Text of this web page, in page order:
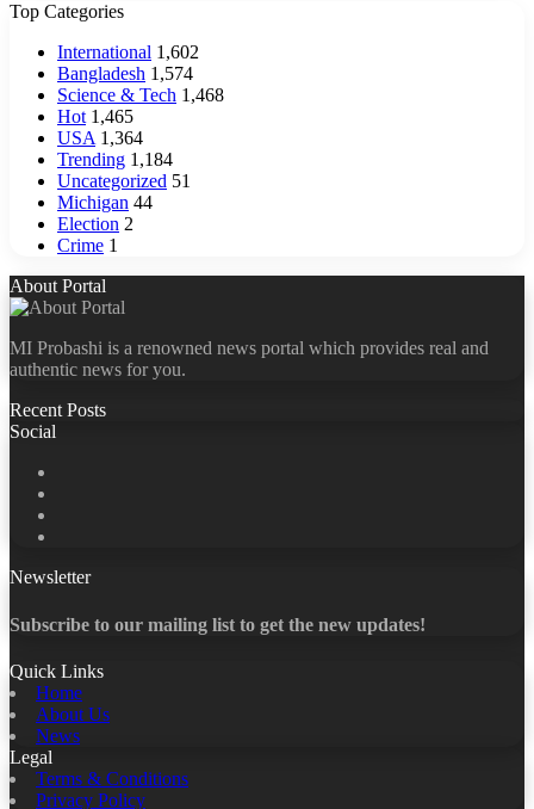
Top Categories
International 1,602
Bangladesh 1,574
Science & Tech 1,468
Hot 1,465
USA 1,364
Trending 1,184
Uncategorized 51
Michigan 44
Election 2
Crime 1
About Portal
MI Probashi is a renowned news portal which provides real and
authentic news for you.
Recent Posts
Social
Newsletter
Subscribe to our mailing list to get the new updates!
Quick Links
Home
About Us
News
Legal
Terms & Conditions
Privacy Policy